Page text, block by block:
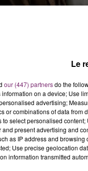
TF1. Diffusée
épisode, diffusé le
en prime-time.
en cette
il faudra donc
Le
our (447) partnersdo the
information on a device; Use
advertising;
or combinations of data from
to select personalised
and present advertising and
as IP address and
Use precise geolocation
information transmitted